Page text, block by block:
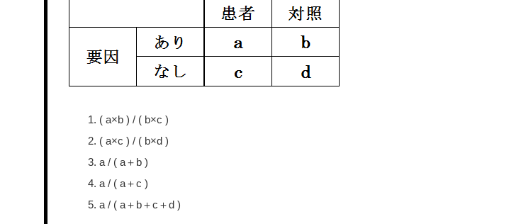
( a×b ) / ( b×c )
( a×c ) / ( b×d )
a / ( a＋b )
a / ( a＋c )
a / ( a＋b＋c＋d )